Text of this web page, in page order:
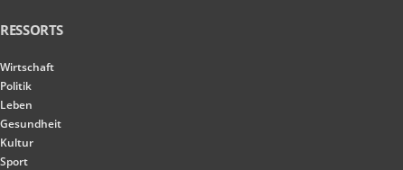
RESSORTS
Wirtschaft
Politik
Leben
Gesundheit
Kultur
Sport